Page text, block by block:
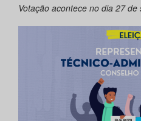
Votação acontece no dia 27